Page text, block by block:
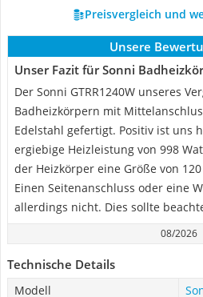
Preisvergleich und
Unsere
Unser Fazit für Sonni
Der Sonni GTRR1240W unseres
Badheizkörpern mit
Edelstahl gefertigt. Positiv ist uns
ergiebige Heizleistung von 998
der Heizkörper eine Größe von
Einen Seitenanschluss oder eine
allerdings nicht. Dies sollte
08/2026
Technische Details
Modell